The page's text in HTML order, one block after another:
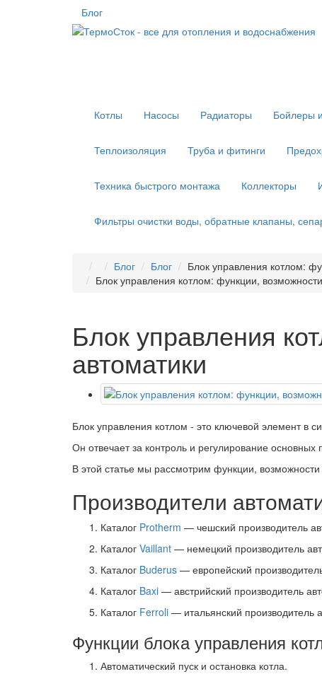
Блог
Котлы Насосы Радиаторы Бойлеры
Теплоизоляция Труба и фитинги
Техника быстрого монтажа Коллекторы
Фильтры очистки воды, обратные клапаны,
Блог Блог
Блок управления котлом:
Блок управления котлом: функции,
Блок управления
автоматики
Блок управления котлом - это ключевой элемент в
Он отвечает за контроль и регулирование
В этой статье мы рассмотрим функции,
Производители
Каталог Protherm — чешский производитель
Каталог Vaillant — немецкий производитель
Каталог Buderus — европейский
Каталог Baxi — австрийский производитель
Каталог Ferroli — итальянский производитель
Функции блока управления
Автоматический пуск и остановка котла.